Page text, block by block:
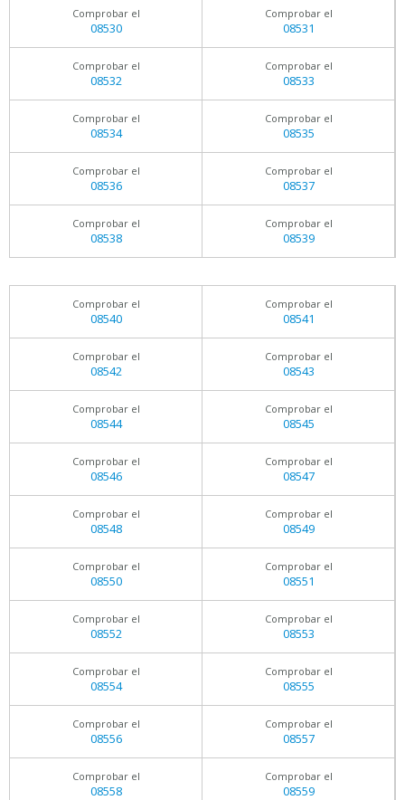
Comprobar el
08530
Comprobar el
08531
Comprobar el
08532
Comprobar el
08533
Comprobar el
08534
Comprobar el
08535
Comprobar el
08536
Comprobar el
08537
Comprobar el
08538
Comprobar el
08539
Comprobar el
08540
Comprobar el
08541
Comprobar el
08542
Comprobar el
08543
Comprobar el
08544
Comprobar el
08545
Comprobar el
08546
Comprobar el
08547
Comprobar el
08548
Comprobar el
08549
Comprobar el
08550
Comprobar el
08551
Comprobar el
08552
Comprobar el
08553
Comprobar el
08554
Comprobar el
08555
Comprobar el
08556
Comprobar el
08557
Comprobar el
08558
Comprobar el
08559